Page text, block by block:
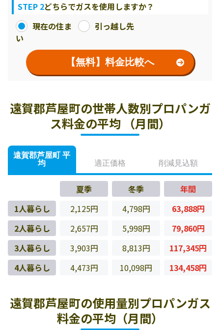
STEP 2どちらでガスを使用しますか？
現在の住ま
い
引っ越し先
【無料】料金比較へ
遠賀郡芦屋町の世帯人数別プロパンガ
ス料金の平均 （月間）
遠賀郡芦屋町 平
均
適正価格 削減見込額
夏季 冬季
年間
1人暮らし
2,125円 4,798円
63,888円
2人暮らし
2,657円 5,998円
79,860円
3人暮らし
3,903円 8,813円
117,345円
4人暮らし
4,473円 10,098円 134,458円
遠賀郡芦屋町の使用量別プロパンガス
料金の平均（月間）